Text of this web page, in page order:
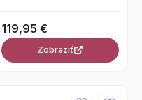
119,95 €
Zobraziť